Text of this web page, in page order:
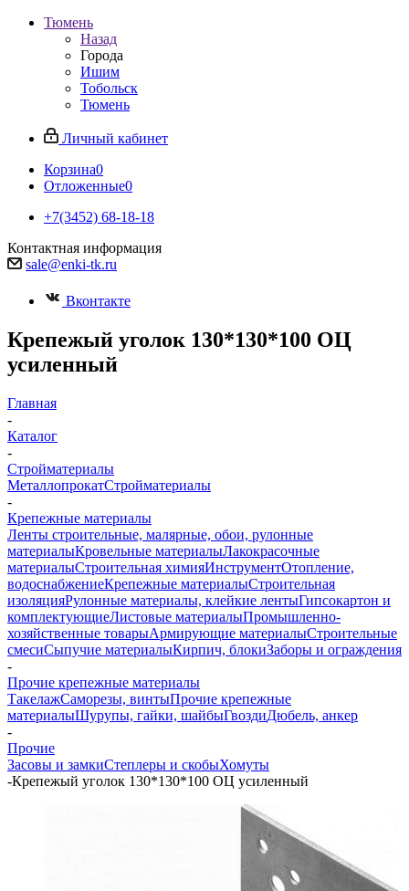
Тюмень
Назад
Города
Ишим
Тобольск
Тюмень
Личный кабинет
Корзина0
Отложенные0
+7(3452) 68-18-18
Контактная информация
sale@enki-tk.ru
Вконтакте
Крепежый уголок 130*130*100 ОЦ
усиленный
Главная
-
Каталог
-
Стройматериалы
МеталлопрокатСтройматериалы
-
Крепежные материалы
Ленты строительные, малярные, обои, рулонные
материалыКровельные материалыЛакокрасочные
материалыСтроительная химияИнструментОтопление,
водоснабжениеКрепежные материалыСтроительная
изоляцияРулонные материалы, клейкие лентыГипсокартон и
комплектующиеЛистовые материалыПромышленно-
хозяйственные товарыАрмирующие материалыСтроительные
смесиСыпучие материалыКирпич, блокиЗаборы и ограждения
-
Прочие крепежные материалы
ТакелажСаморезы, винтыПрочие крепежные
материалыШурупы, гайки, шайбыГвоздиДюбель, анкер
-
Прочие
Засовы и замкиСтеплеры и скобыХомуты
-Крепежый уголок 130*130*100 ОЦ усиленный